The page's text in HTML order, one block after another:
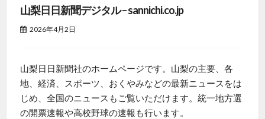
山梨日日新聞デジタル – sannichi.co.jp
2026年4月2日
山梨日日新聞社のホームページです。山梨の主要、各
地、経済、スポーツ、おくやみなどの最新ニュースをは
じめ、全国のニュースもご覧いただけます。統一地方選
の開票速報や高校野球の速報も行います。